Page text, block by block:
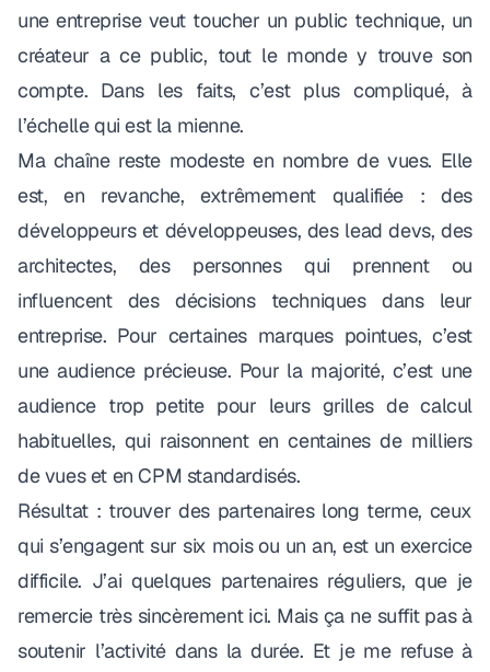
une entreprise veut toucher un public technique, un
créateur a ce public, tout le monde y trouve son
compte. Dans les faits, c’est plus compliqué, à
l’échelle qui est la mienne.
Ma chaîne reste modeste en nombre de vues. Elle
est, en revanche, extrêmement qualifiée : des
développeurs et développeuses, des lead devs, des
architectes, des personnes qui prennent ou
influencent des décisions techniques dans leur
entreprise. Pour certaines marques pointues, c’est
une audience précieuse. Pour la majorité, c’est une
audience trop petite pour leurs grilles de calcul
habituelles, qui raisonnent en centaines de milliers
de vues et en CPM standardisés.
Résultat : trouver des partenaires long terme, ceux
qui s’engagent sur six mois ou un an, est un exercice
difficile. J’ai quelques partenaires réguliers, que je
remercie très sincèrement ici. Mais ça ne suffit pas à
soutenir l’activité dans la durée. Et je me refuse à